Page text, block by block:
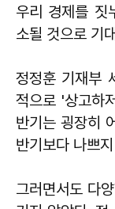
우리 경제를 짓
소될 것으로 기
정정훈 기재부
적으로 '상고하
반기는 굉장히
반기보다 나쁘
그러면서도 다